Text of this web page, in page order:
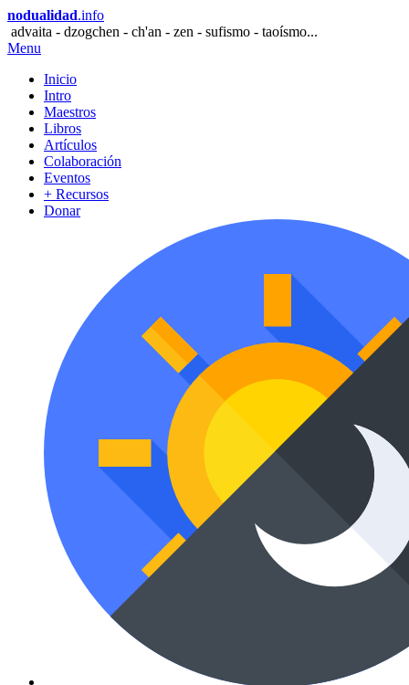
nodualidad.info
advaita - dzogchen - ch'an - zen - sufismo - taoísmo...
Menu
Inicio
Intro
Maestros
Libros
Artículos
Colaboración
Eventos
+ Recursos
Donar